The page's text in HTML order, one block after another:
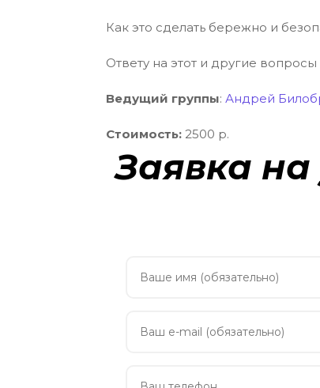
Как это сделать бережно и
Ответу на этот и другие
Ведущий группы:Андрей
Стоимость: 2500 р.
Заявка на